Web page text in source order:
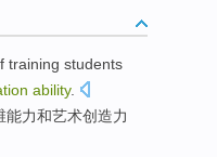
training students
ability.
能力和艺术创造力